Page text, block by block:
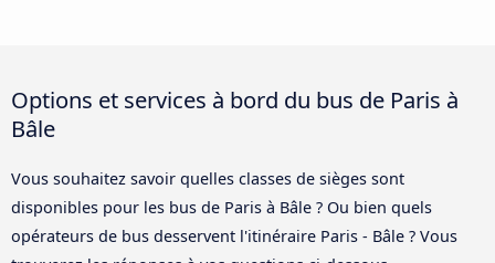
Options et services à bord du bus de Paris à
Bâle
Vous souhaitez savoir quelles classes de sièges sont
disponibles pour les bus de Paris à Bâle ? Ou bien quels
opérateurs de bus desservent l'itinéraire Paris - Bâle ? Vous